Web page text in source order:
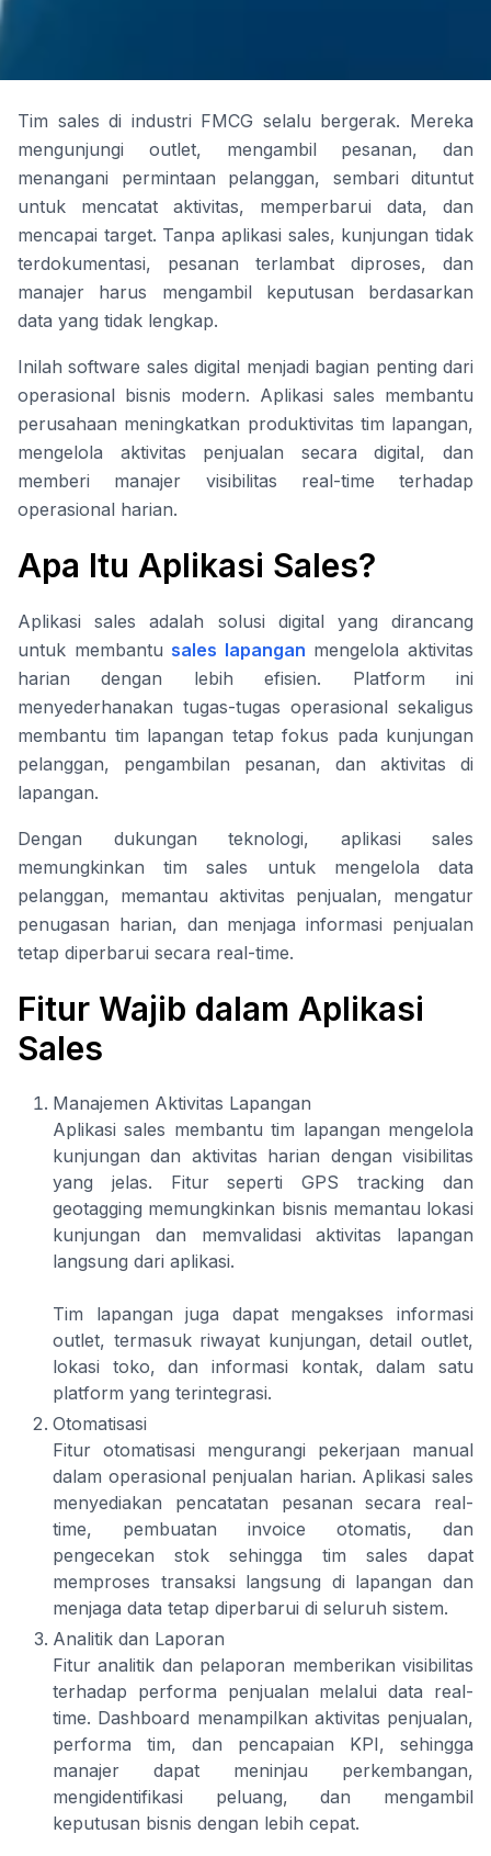
Tim sales di industri FMCG selalu bergerak. Mereka
mengunjungi outlet, mengambil pesanan, dan
menangani permintaan pelanggan, sembari dituntut
untuk mencatat aktivitas, memperbarui data, dan
mencapai target. Tanpa aplikasi sales, kunjungan tidak
terdokumentasi, pesanan terlambat diproses, dan
manajer harus mengambil keputusan berdasarkan
data yang tidak lengkap.
Inilah software sales digital menjadi bagian penting dari
operasional bisnis modern. Aplikasi sales membantu
perusahaan meningkatkan produktivitas tim lapangan,
mengelola aktivitas penjualan secara digital, dan
memberi manajer visibilitas real-time terhadap
operasional harian.
Apa Itu Aplikasi Sales?
Aplikasi sales adalah solusi digital yang dirancang
untuk membantu sales lapangan mengelola aktivitas
harian dengan lebih efisien. Platform ini
menyederhanakan tugas-tugas operasional sekaligus
membantu tim lapangan tetap fokus pada kunjungan
pelanggan, pengambilan pesanan, dan aktivitas di
lapangan.
Dengan dukungan teknologi, aplikasi sales
memungkinkan tim sales untuk mengelola data
pelanggan, memantau aktivitas penjualan, mengatur
penugasan harian, dan menjaga informasi penjualan
tetap diperbarui secara real-time.
Fitur Wajib dalam Aplikasi
Sales
Manajemen Aktivitas Lapangan
Aplikasi sales membantu tim lapangan mengelola
kunjungan dan aktivitas harian dengan visibilitas
yang jelas. Fitur seperti GPS tracking dan
geotagging memungkinkan bisnis memantau lokasi
kunjungan dan memvalidasi aktivitas lapangan
langsung dari aplikasi.
Tim lapangan juga dapat mengakses informasi
outlet, termasuk riwayat kunjungan, detail outlet,
lokasi toko, dan informasi kontak, dalam satu
platform yang terintegrasi.
Otomatisasi
Fitur otomatisasi mengurangi pekerjaan manual
dalam operasional penjualan harian. Aplikasi sales
menyediakan pencatatan pesanan secara real-
time, pembuatan invoice otomatis, dan
pengecekan stok sehingga tim sales dapat
memproses transaksi langsung di lapangan dan
menjaga data tetap diperbarui di seluruh sistem.
Analitik dan Laporan
Fitur analitik dan pelaporan memberikan visibilitas
terhadap performa penjualan melalui data real-
time. Dashboard menampilkan aktivitas penjualan,
performa tim, dan pencapaian KPI, sehingga
manajer dapat meninjau perkembangan,
mengidentifikasi peluang, dan mengambil
keputusan bisnis dengan lebih cepat.